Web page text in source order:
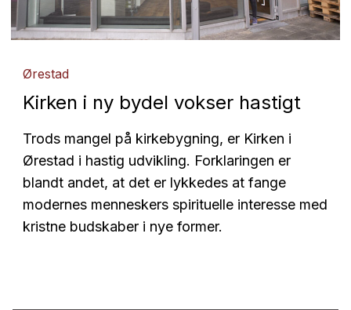
Ørestad
Kirken i ny bydel vokser hastigt
Trods mangel på kirkebygning, er Kirken i
Ørestad i hastig udvikling. Forklaringen er
blandt andet, at det er lykkedes at fange
modernes menneskers spirituelle interesse med
kristne budskaber i nye former.